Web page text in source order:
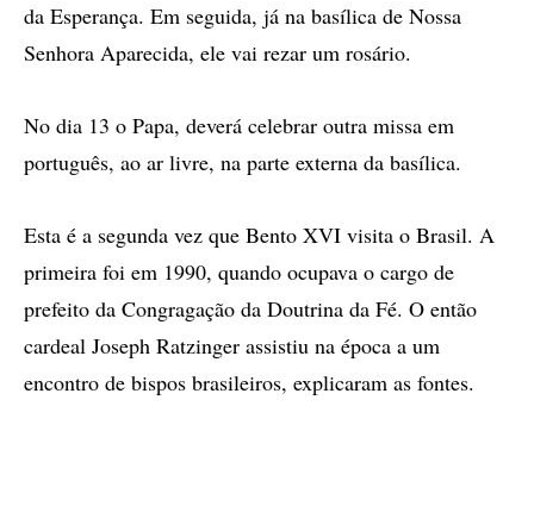
da Esperança. Em seguida, já na basílica de Nossa
Senhora Aparecida, ele vai rezar um rosário.
No dia 13 o Papa, deverá celebrar outra missa em
português, ao ar livre, na parte externa da basílica.
Esta é a segunda vez que Bento XVI visita o Brasil. A
primeira foi em 1990, quando ocupava o cargo de
prefeito da Congragação da Doutrina da Fé. O então
cardeal Joseph Ratzinger assistiu na época a um
encontro de bispos brasileiros, explicaram as fontes.